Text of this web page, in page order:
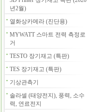
년2월)
열화상카메라 (진단용)
MYWATT 스마트 전력 측정로
거
TESTO 장기재고 (특판)
TES 장기재고 (특판)
기상관측기
솔라셀 (태양전지), 풍력, 소수
력, 연료전지